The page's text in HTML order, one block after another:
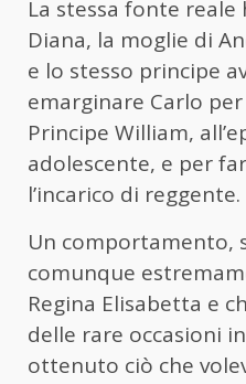
La stessa fonte
Diana, la moglie di
e lo stesso principe
emarginare Carlo
Principe William,
adolescente, e per
l’incarico di reggente.
Un comportamento,
comunque
Regina Elisabetta e
delle rare occasioni
ottenuto ciò che